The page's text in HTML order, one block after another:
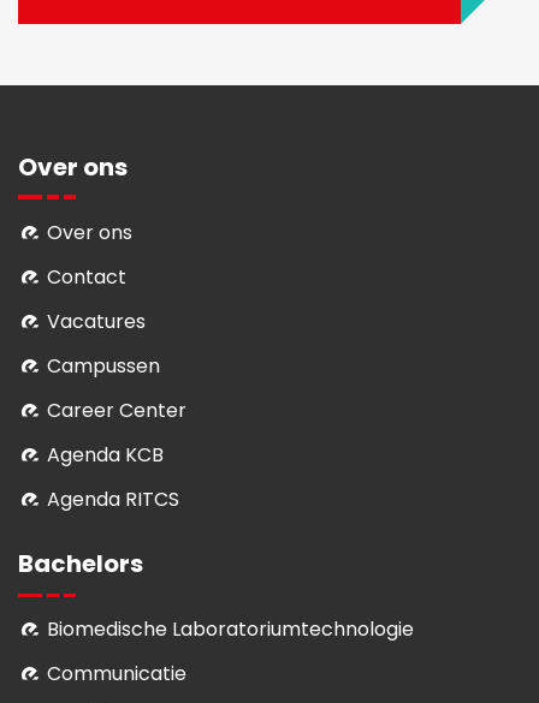
Over ons
Over ons
Contact
Vacatures
Campussen
Career Center
Agenda KCB
Agenda RITCS
Bachelors
Biomedische Laboratoriumtechnologie
Communicatie